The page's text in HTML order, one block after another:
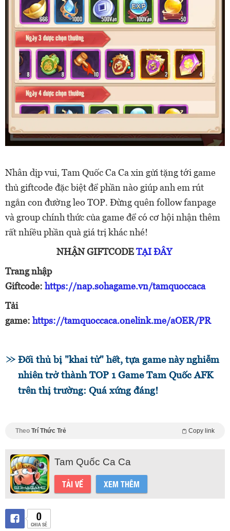
Nhân dịp vui, Tam Quốc Ca Ca xin gửi tặng tới game
thủ giftcode đặc biệt để phần nào giúp anh em rút
ngắn con đường leo TOP. Đừng quên follow fanpage
và group chính thức của game để có cơ hội nhận thêm
rất nhiều phần quà giá trị khác nhé!
NHẬN GIFTCODETẠI ĐÂY
Trang nhập
Giftcode: https://nap.sohagame.vn/tamquoccaca
Tải
game: https://tamquoccaca.onelink.me/aOER/PR
Đối thủ bị "khai tử" hết, tựa game này nghiễm
nhiên trở thành TOP 1 Game Tam Quốc AFK
trên thị trường: Quá xứng đáng!
Theo Trí Thức Trẻ Copy link
Tam Quốc Ca Ca
TẢI VỀ XEM THÊM
0
CHIA SẺ